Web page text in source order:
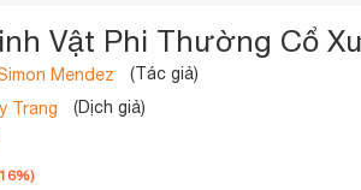
Vật Phi Thường Cổ
Mendez
(Tác giả)
Trang
(Dịch giả)